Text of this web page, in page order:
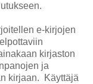
e-kirjojen
kirjaston
ja
kirjaan. Käyttäjä